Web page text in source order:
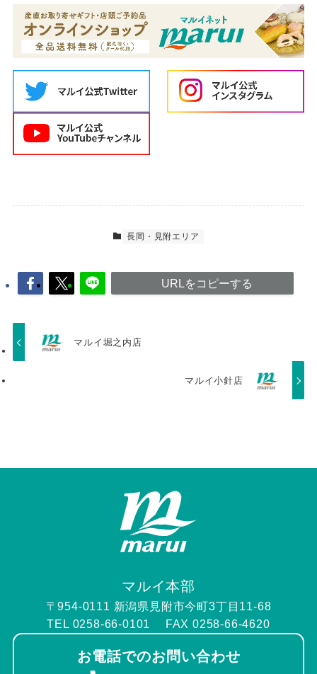
長岡・見附エリア
URLをコピーする
マルイ堀之内店
マルイ小針店
マルイ本部
〒954-0111 新潟県見附市今町3丁目11-68
TEL 0258-66-0101 FAX 0258-66-4620
お電話でのお問い合わせ